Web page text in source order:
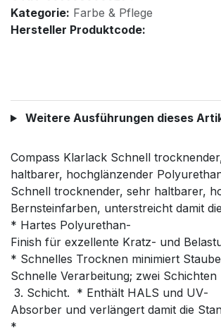
Kategorie: Farbe & Pflege
Hersteller Produktcode:
Weitere Ausführungen dieses
Compass Klarlack Schnell
haltbarer, hochglänzender
Schnell trocknender, sehr haltbarer,
Bernsteinfarben, unterstreicht damit
* Hartes Polyurethan­
Finish für exzellente Kratz- und
* Schnelles Trocknen minimiert
Schnelle Verarbeitung; zwei
3. Schicht. * Enthält HALS und UV­
Absorber und verlängert damit die
*